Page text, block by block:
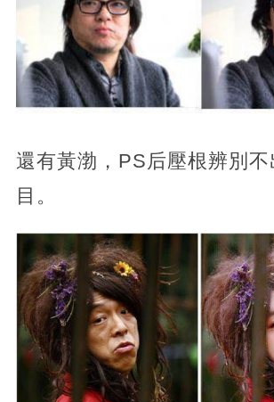
還有黃渤，PS后壓根辨別不
目。